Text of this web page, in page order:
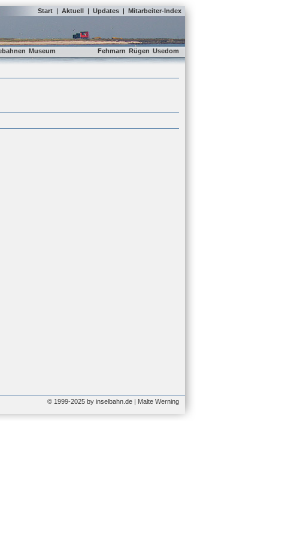
Start | Aktuell | Updates | Mitarbeiter-Index
Museum Fehmarn Rügen Usedom
© 1999-2025 by inselbahn.de | Malte Werning